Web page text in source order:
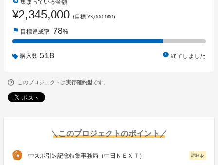
集まっている金額
¥2,345,000 (目標 ¥3,000,000)
flag 目標達成率 78%
購入数 518 watch_later 終了しました
このプロジェクトは実行確約型です。
＼このプロジェクトのポイント／
中スポ引退記念特集事務局（中日ＮＥＸＴ） 詳細 arrow_downward